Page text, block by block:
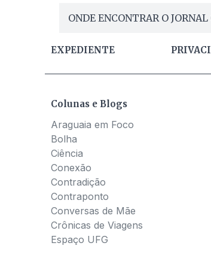
ONDE ENCONTRAR O JORNAL
EXPEDIENTE
Colunas e Blogs
Araguaia em Foco
Bolha
Ciência
Conexão
Contradição
Contraponto
Conversas de Mãe
Crônicas de Viagens
Espaço UFG